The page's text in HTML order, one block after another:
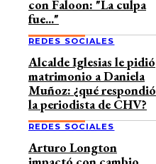
con Faloon: "La culpa
fue..."
REDES SOCIALES
Alcalde Iglesias le pidió
matrimonio a Daniela
Muñoz: ¿qué respondió
la periodista de CHV?
REDES SOCIALES
Arturo Longton